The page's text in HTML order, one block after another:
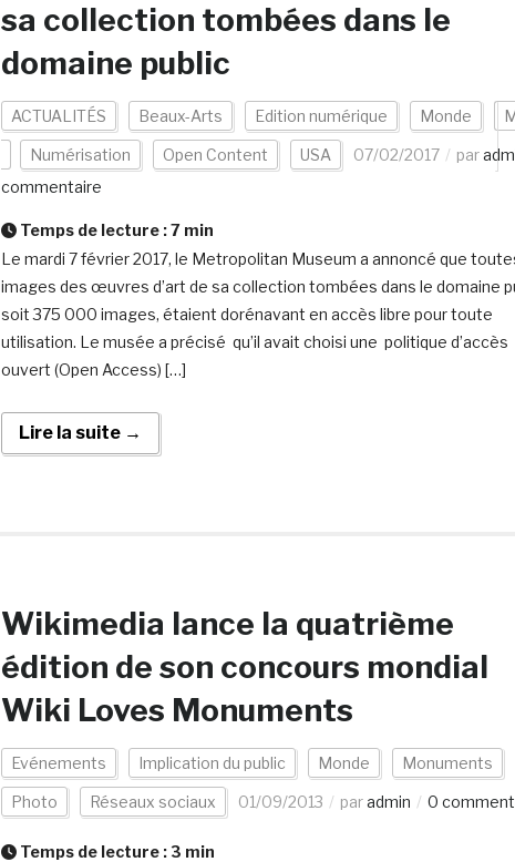
sa collection tombées dans le
domaine public
ACTUALITÉS Beaux-Arts Edition numérique Monde
Numérisation Open Content USA 07/02/2017 par
commentaire
Temps de lecture :7 min
Le mardi 7 février 2017, le Metropolitan Museum a annoncé que
images des œuvres d’art de sa collection tombées dans le domaine
soit 375 000 images, étaient dorénavant en accès libre pour toute
utilisation. Le musée a précisé qu’il avait choisi une politique d’accès
ouvert (Open Access) […]
Lire la suite →
Wikimedia lance la quatrième
édition de son concours mondial
Wiki Loves Monuments
Evénements Implication du public Monde Monuments
Photo Réseaux sociaux 01/09/2013 paradmin 0
Temps de lecture : 3 min